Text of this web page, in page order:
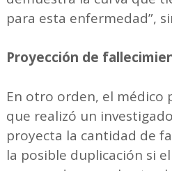
para esta enfermedad”,
Proyección de
En otro orden, el médico
que realizó un
proyecta la cantidad de
la posible duplicación si